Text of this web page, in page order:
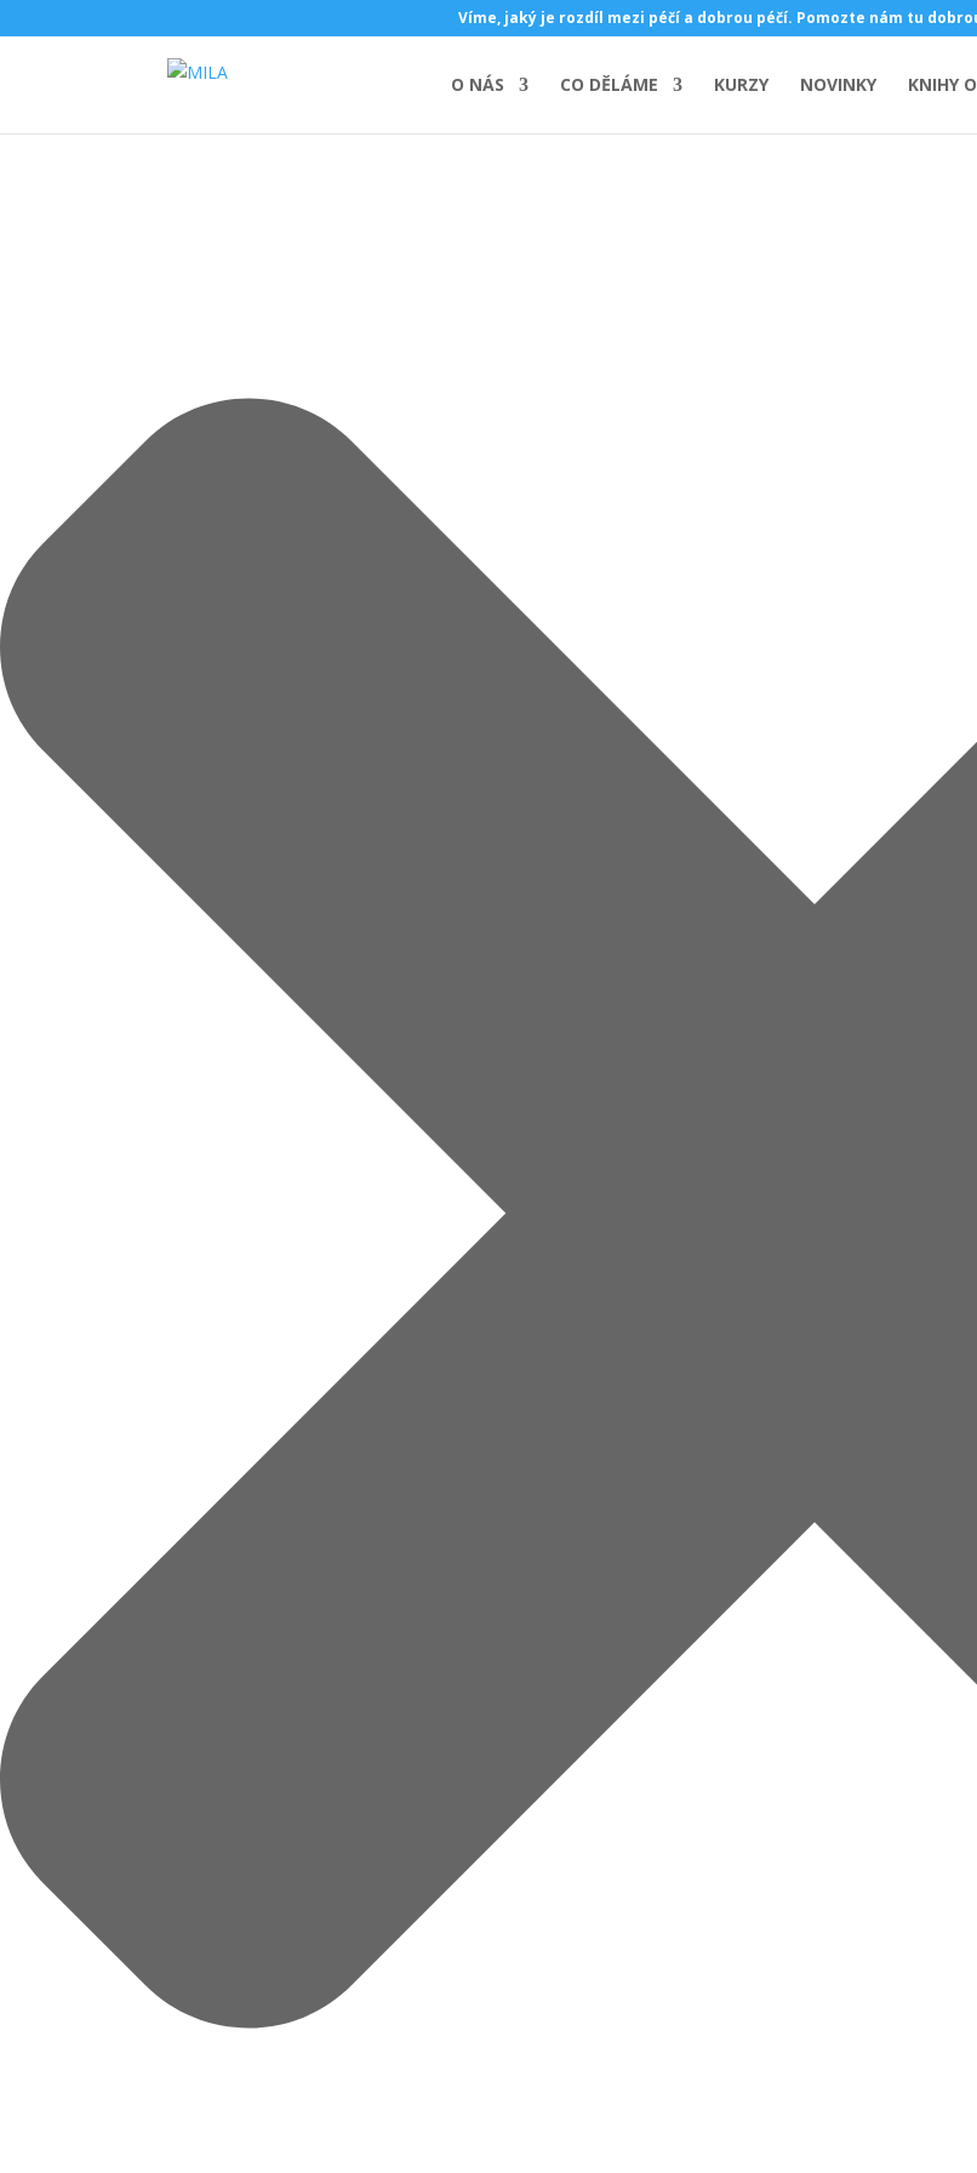
Víme, jaký je rozdíl mezi péčí a dobrou péčí. Pomozte nám tu
O NÁS CO DĚLÁME KURZY NOVINKY KNIHY